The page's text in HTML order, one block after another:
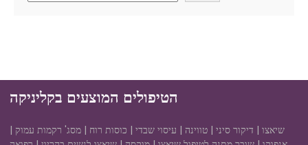
הטיפולים המוצעים בקליניקה
שיאצו | דיקור סיני | טווינה | עיסוי שבדי | כוסות רוח | מסג' רקמות עמוק |